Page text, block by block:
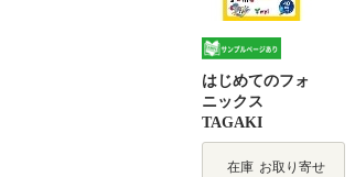
はじめてのフォ
ニックス
TAGAKI
在庫 お取り寄せ